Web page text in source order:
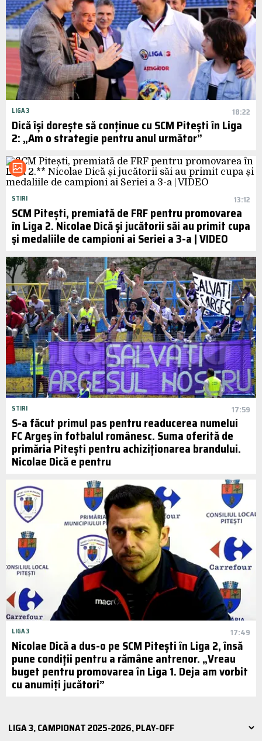
LIGA 3 18:22
Dică își dorește să conținue cu SCM Pitești în Liga
2: „Am o strategie pentru anul următor”
STIRI 13:12
SCM Pitești, premiată de FRF pentru promovarea
în Liga 2. Nicolae Dică și jucătorii săi au primit cupa
și medaliile de campioni ai Seriei a 3-a | VIDEO
STIRI 17:59
S-a făcut primul pas pentru readucerea numelui
FC Argeș în fotbalul românesc. Suma oferită de
primăria Pitești pentru achiziționarea brandului.
Nicolae Dică e pentru
LIGA 3 17:49
Nicolae Dică a dus-o pe SCM Pitești în Liga 2, însă
pune condiții pentru a rămâne antrenor. „Vreau
buget pentru promovarea în Liga 1. Deja am vorbit
cu anumiți jucători”